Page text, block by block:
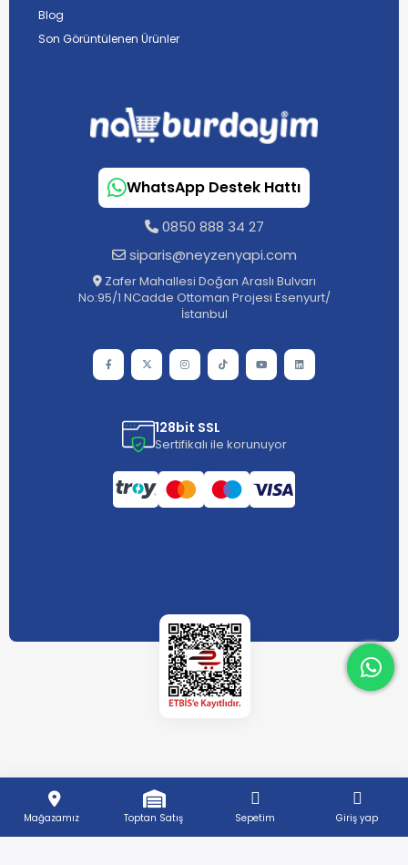
Mağazamız Toptan Satış Sepetim Giriş yap
Blog
Son Görüntülenen Ürünler
WhatsApp Destek Hattı
0850 888 34 27
siparis@neyzenyapi.com
Zafer Mahallesi Doğan Araslı Bulvarı
No:95/1 NCadde Ottoman Projesi Esenyurt/
İstanbul
128bit SSL
Sertifikalı ile korunuyor